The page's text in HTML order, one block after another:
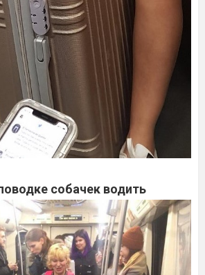
собачек водить